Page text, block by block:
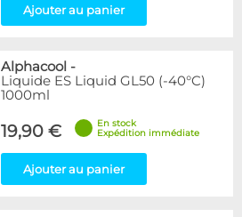
Ajouter au panier
Alphacool -
Liquide ES Liquid GL50 (-40°C)
1000ml
19,90 €
En stock
Expédition immédiate
Ajouter au panier